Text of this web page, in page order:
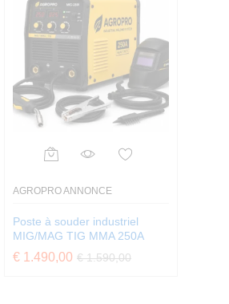
AGROPRO ANNONCE
Poste à souder industriel
MIG/MAG TIG MMA 250A
€ 1.490,00 €1.590,00